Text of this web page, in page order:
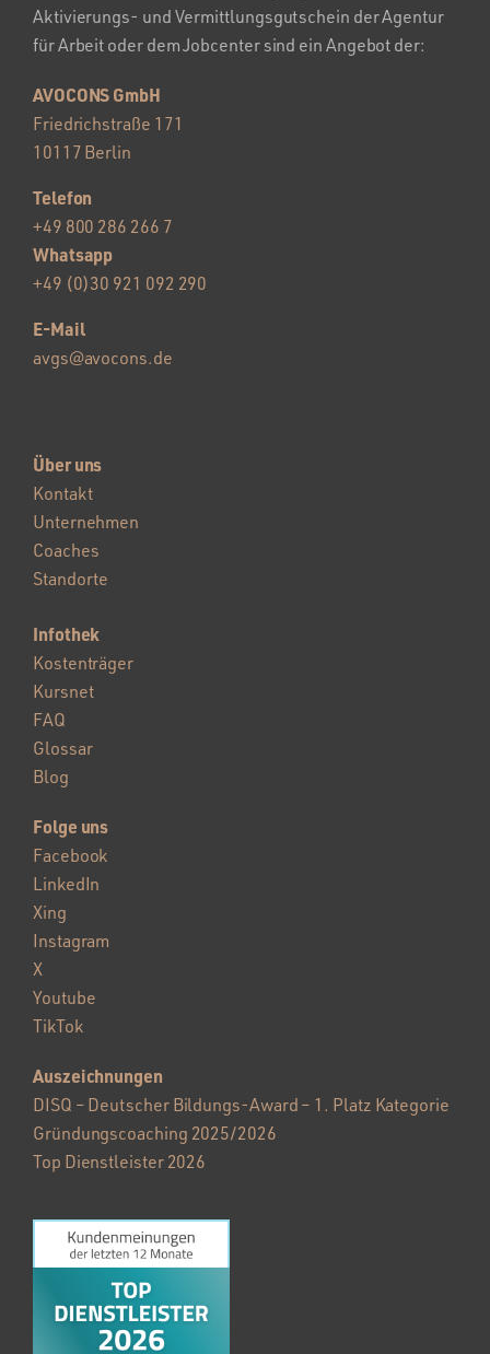
Aktivierungs- und Vermittlungsgutschein der Agentur
für Arbeit oder dem Jobcenter sind ein Angebot der:
AVOCONS GmbH
Friedrichstraße 171
10117 Berlin
Telefon
+49 800 286 266 7
Whatsapp
+49 (0)30 921 092 290
E-Mail
avgs@avocons.de
Über uns
Kontakt
Unternehmen
Coaches
Standorte
Infothek
Kostenträger
Kursnet
FAQ
Glossar
Blog
Folge uns
Facebook
LinkedIn
Xing
Instagram
X
Youtube
TikTok
Auszeichnungen
DISQ – Deutscher Bildungs-Award – 1. Platz Kategorie
Gründungscoaching 2025/2026
Top Dienstleister 2026